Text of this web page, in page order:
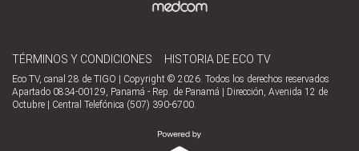
TÉRMINOS Y CONDICIONES HISTORIA DE ECO TV
Eco TV, canal 28 de TIGO | Copyright © 2026. Todos los derechos reservados
Apartado 0834-00129, Panamá - Rep. de Panamá | Dirección, Avenida 12 de
Octubre | Central Telefónica (507) 390-6700.